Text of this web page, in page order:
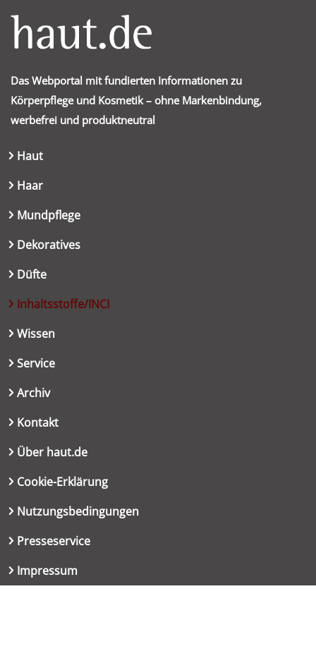
Das Webportal mit fundierten Informationen zu
Körperpflege und Kosmetik – ohne Markenbindung,
werbefrei und produktneutral
Haut
Haar
Mundpflege
Dekoratives
Düfte
Inhaltsstoffe/INCI
Wissen
Service
Archiv
Kontakt
Über haut.de
Cookie-Erklärung
Nutzungsbedingungen
Presseservice
Impressum